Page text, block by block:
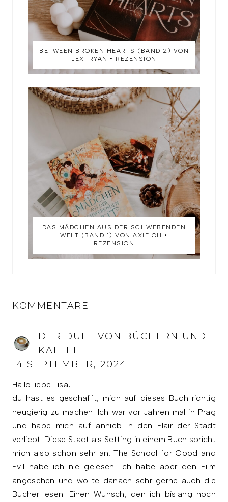
BETWEEN BROKEN HEARTS (BAND 2) VON
LEXI RYAN • REZENSION
DAS MÄDCHEN AUS DER SCHWEBENDEN
WELT (BAND 1) VON AXIE OH •
REZENSION
KOMMENTARE
DER DUFT VON BÜCHERN UND
KAFFEE
14 SEPTEMBER, 2024
Hallo liebe Lisa,
du hast es geschafft, mich auf dieses Buch richtig
neugierig zu machen. Ich war vor Jahren mal in Prag
und habe mich auf anhieb in den Flair der Stadt
verliebt. Diese Stadt als Setting in einem Buch spricht
mich also schon sehr an. The School for Good and
Evil habe ich nie gelesen. Ich habe aber den Film
angesehen und wollte danach sehr gerne auch die
Bücher lesen. Einen Wunsch, den ich bislang noch